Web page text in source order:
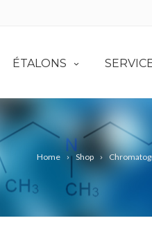
ÉTALONS
Home Shop